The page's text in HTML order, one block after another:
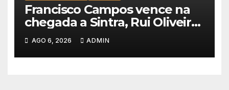
Francisco Campos vence na
chegada a Sintra, Rui Oliveira
veste de amarelo na Volta a
Portugal
AGO 6, 2026 ADMIN